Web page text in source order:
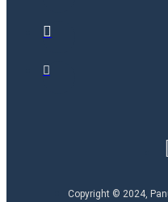
Copyright © 2024,